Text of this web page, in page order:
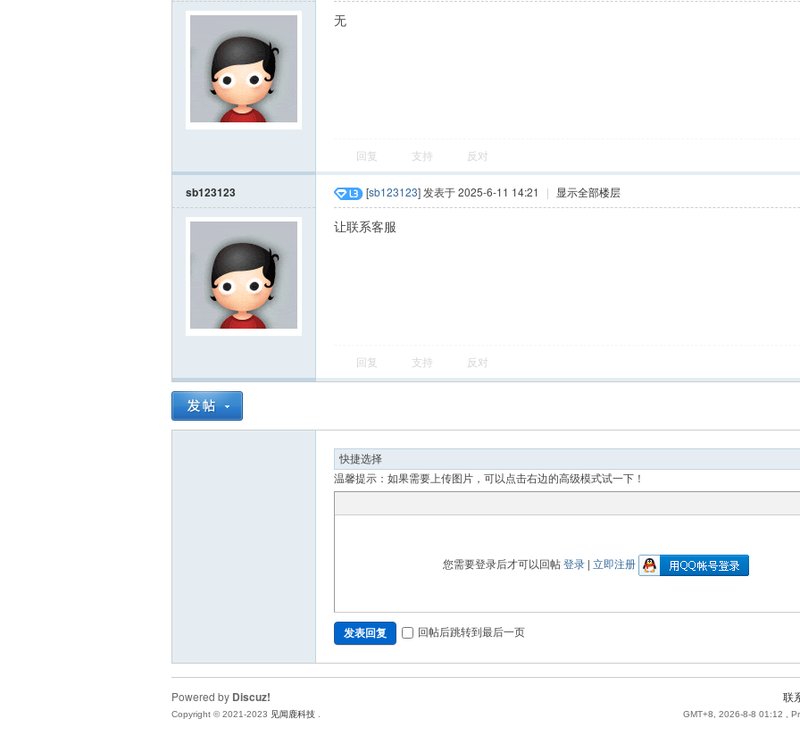
无
回复 支持 反对
sb123123 [sb123123] 发表于 2025-6-11 14:21 | 显示全部楼层
让联系客服
回复 支持 反对
温馨提示：如果需要上传图片，可以点击右边的高级模式试一下！
您需要登录后才可以回帖登录 | 立即注册
发表回复 回帖后跳转到最后一页
联
GMT+8, 2026-8-8 01:12 ,
Powered by Discuz!
Copyright © 2021-2023 见闻鹿科技